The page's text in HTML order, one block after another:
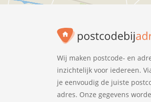
Wij maken postcode- en
inzichtelijk voor iedereen.
je eenvoudig de juiste
adres. Onze gegevens